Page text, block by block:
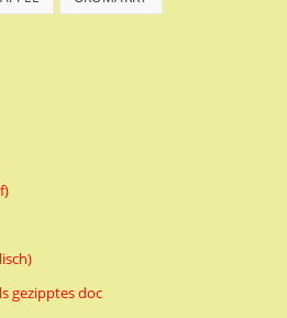
gezipptes doc